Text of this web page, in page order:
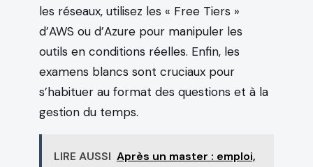
les réseaux, utilisez les « Free Tiers »
d’AWS ou d’Azure pour manipuler les
outils en conditions réelles. Enfin, les
examens blancs sont cruciaux pour
s’habituer au format des questions et à la
gestion du temps.
LIRE AUSSI Après un master : emploi,